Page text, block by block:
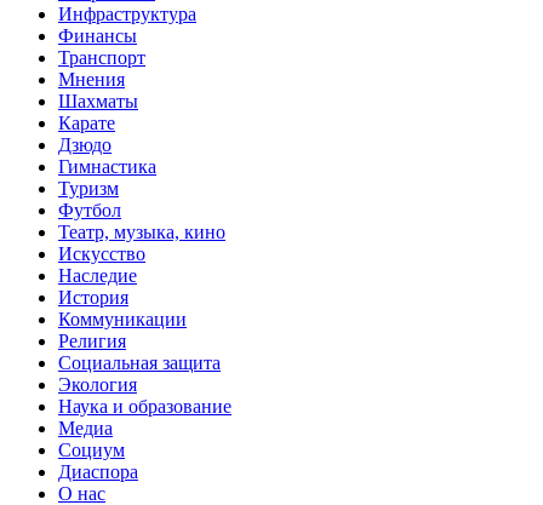
Инфраструктура
Финансы
Транспорт
Мнения
Шахматы
Карате
Дзюдо
Гимнастика
Туризм
Футбол
Театр, музыка, кино
Искусство
Наследие
История
Коммуникации
Религия
Социальная защита
Экология
Наука и образование
Медиа
Социум
Диаспора
О нас